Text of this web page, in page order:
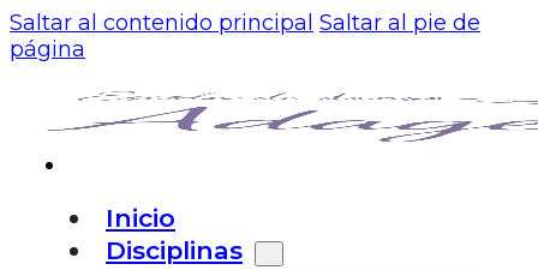
Saltar al contenido principal Saltar al pie de
página
Inicio
Disciplinas